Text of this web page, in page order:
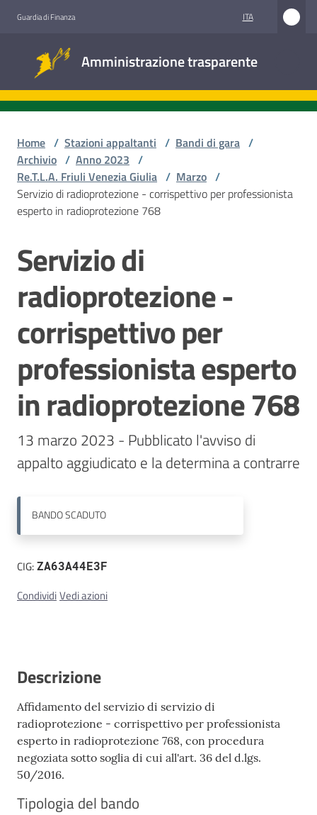
Guardia di Finanza ITA
Amministrazione trasparente
trasparente
Accesso
civico
appaltanti
Home / Stazioni appaltanti / Bandi di gara /
Archivio / Anno 2023 /
Re.T.L.A. Friuli Venezia Giulia / Marzo /
Servizio di radioprotezione - corrispettivo per professionista
esperto in radioprotezione 768
Salta al contenuto
Servizio di
radioprotezione -
corrispettivo per
professionista esperto
in radioprotezione 768
13 marzo 2023 - Pubblicato l'avviso di
appalto aggiudicato e la determina a contrarre
BANDOSCADUTO
CIG:ZA63A44E3F
CondividiVedi azioni
Descrizione
Affidamento del servizio di servizio di
radioprotezione - corrispettivo per professionista
esperto in radioprotezione 768, con procedura
negoziata sotto soglia di cui all'art. 36 del d.lgs.
50/2016.
Tipologia del bando